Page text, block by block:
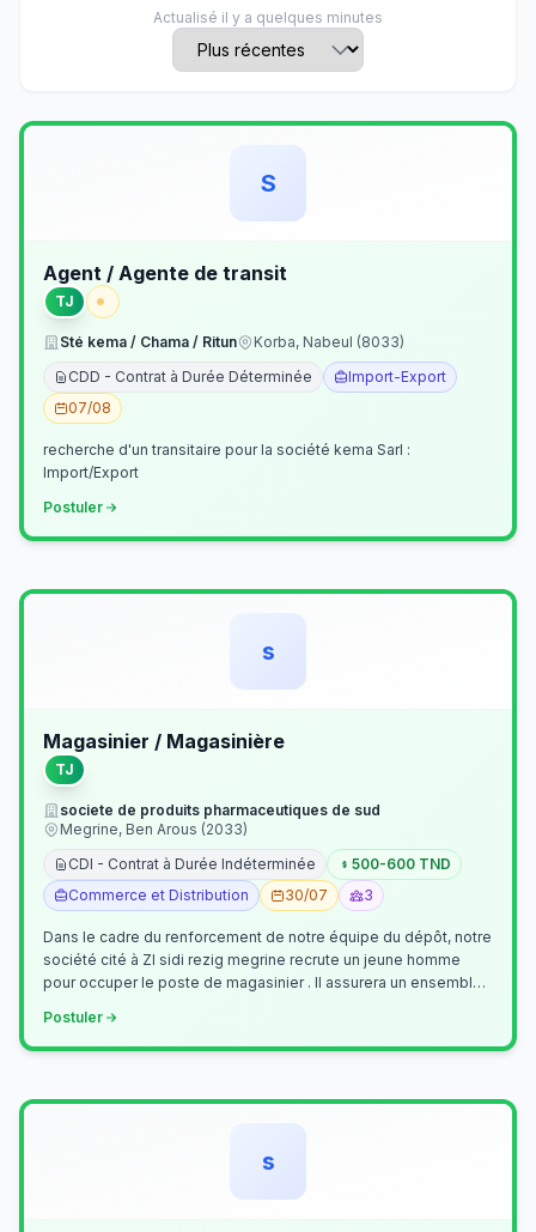
Actualisé il y a quelques minutes
S
Agent / Agente de transit
TJ
Sté kema / Chama / Ritun
Korba, Nabeul (8033)
CDD - Contrat à Durée Déterminée
Import-Export
07/08
recherche d'un transitaire pour la société kema Sarl :
Import/Export
Postuler
s
Magasinier / Magasinière
TJ
societe de produits pharmaceutiques de sud
Megrine, Ben Arous (2033)
CDI - Contrat à Durée Indéterminée
500-600 TND
Commerce et Distribution
30/07 3
Dans le cadre du renforcement de notre équipe du dépôt, notre
société cité à ZI sidi rezig megrine recrute un jeune homme
pour occuper le poste de magasinier . Il assurera un ensemble
Postuler
s